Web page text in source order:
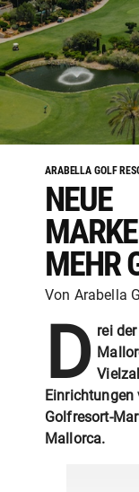
ARABELLA GOLF
NEUE
MEHR
Von Arabella
D rei
Einrichtungen
Golfresort-
Mallorca.